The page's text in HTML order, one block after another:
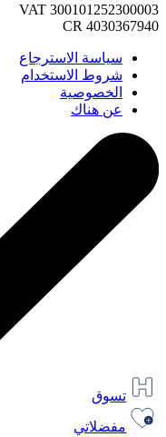
VAT 300101252300003
CR 4030367940
سياسة الاسترجاع
شروط الاستخدام
الخصوصية
عن هناك
تسوق
مفضلاتي